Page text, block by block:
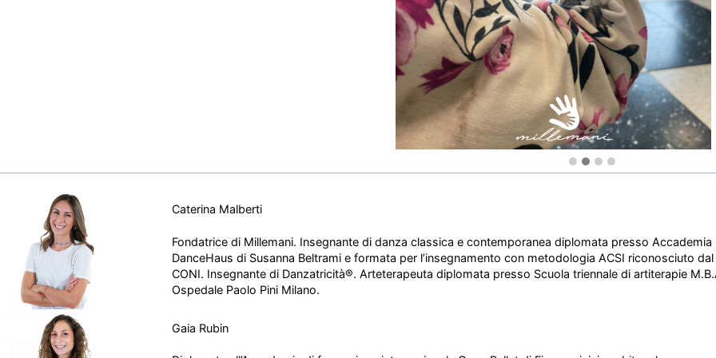
Caterina Malberti
Fondatrice di Millemani. Insegnante di danza classica e contemporanea diplomata presso Accademia
DanceHaus di Susanna Beltrami e formata per l’insegnamento con metodologia ACSI riconosciuto dal
CONI. Insegnante di Danzatricità®. Arteterapeuta diplomata presso Scuola triennale di artiterapie
Ospedale Paolo Pini Milano.
Gaia Rubin